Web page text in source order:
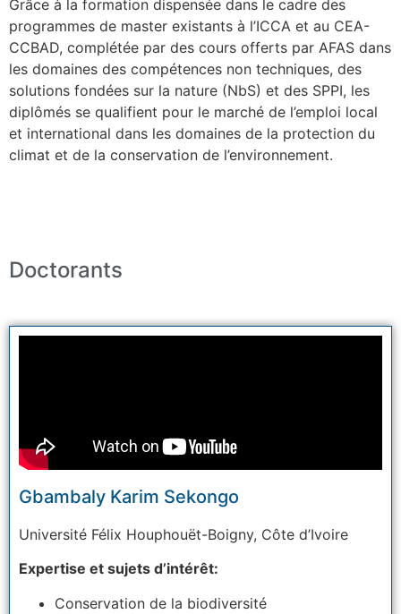
Grâce à la formation dispensée dans le cadre des
programmes de master existants à l’ICCA et au CEA-
CCBAD, complétée par des cours offerts par AFAS dans
les domaines des compétences non techniques, des
solutions fondées sur la nature (NbS) et des SPPI, les
diplômés se qualifient pour le marché de l’emploi local
et international dans les domaines de la protection du
climat et de la conservation de l’environnement.
Doctorants
Gbambaly Karim Sekongo
Université Félix Houphouët-Boigny, Côte d’Ivoire
Expertise et sujets d’intérêt:
Conservation de la biodiversité